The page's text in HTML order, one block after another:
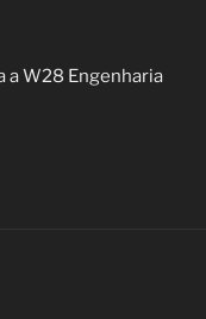
a W28 Engenharia